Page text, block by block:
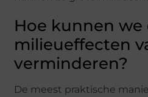
Hoe kunnen we
milieueffecten
verminderen?
De meest praktische